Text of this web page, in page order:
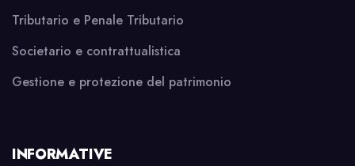
Tributario e Penale Tributario
Societario e contrattualistica
Gestione e protezione del patrimonio
INFORMATIVE